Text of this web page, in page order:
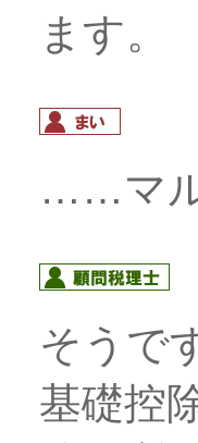
ます。
……マ
そうで
基礎控